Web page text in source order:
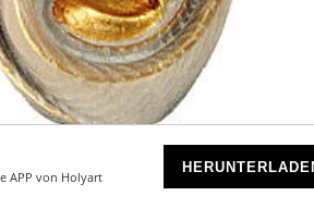
APP von HolyartEschenholz handgemalt und